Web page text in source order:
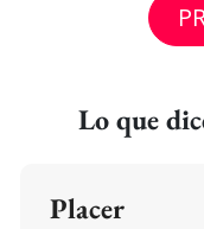
Lo que
Placer